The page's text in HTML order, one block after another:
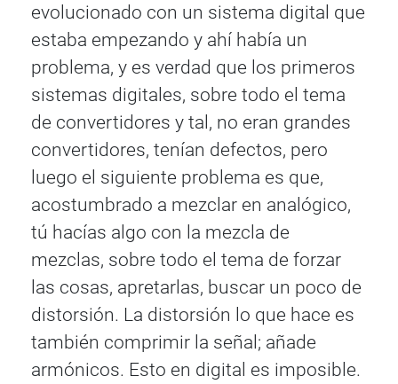
evolucionado con un sistema digital que
estaba empezando y ahí había un
problema, y es verdad que los primeros
sistemas digitales, sobre todo el tema
de convertidores y tal, no eran grandes
convertidores, tenían defectos, pero
luego el siguiente problema es que,
acostumbrado a mezclar en analógico,
tú hacías algo con la mezcla de
mezclas, sobre todo el tema de forzar
las cosas, apretarlas, buscar un poco de
distorsión. La distorsión lo que hace es
también comprimir la señal; añade
armónicos. Esto en digital es imposible.